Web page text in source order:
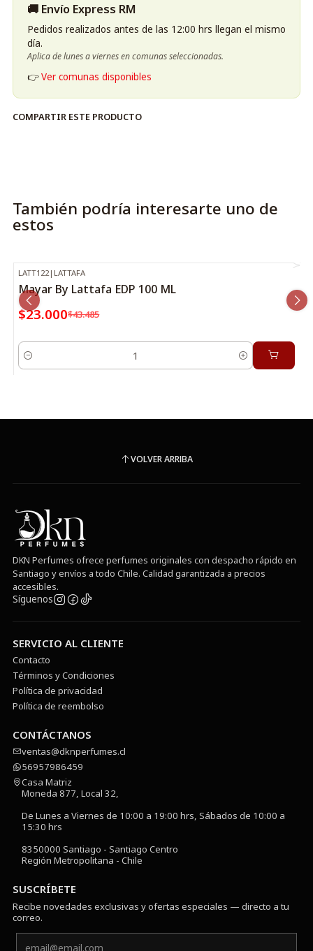
🚚 Envío Express RM
Pedidos realizados antes de las 12:00 hrs llegan el mismo
día.
Aplica de lunes a viernes en comunas seleccionadas.
👉Ver comunas disponibles
COMPARTIR ESTE PRODUCTO
También podría interesarte uno de
estos
-47%OFF
LATT122| LATTAFA
Mayar By Lattafa EDP 100 ML
$23.000$43.485
Cantidad
VOLVER ARRIBA
DKN Perfumes ofrece perfumes originales con despacho rápido en
Santiago y envíos a todo Chile. Calidad garantizada a precios
accesibles.
Síguenos
SERVICIO AL CLIENTE
Contacto
Términos y Condiciones
Política de privacidad
Política de reembolso
CONTÁCTANOS
ventas@dknperfumes.cl
56957986459
Casa Matriz
Moneda 877, Local 32,
De Lunes a Viernes de 10:00 a 19:00 hrs, Sábados de 10:00 a
15:30 hrs
8350000 Santiago - Santiago Centro
Región Metropolitana - Chile
SUSCRÍBETE
Recibe novedades exclusivas y ofertas especiales — directo a tu
correo.